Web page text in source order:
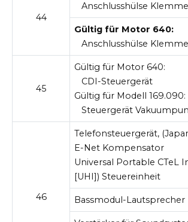
44
Anschlusshülse
Gültig für Motor 640:
Anschlusshülse
45
Gültig für Motor 640:
CDI-Steuergerät
Gültig für Modell 169.090:
Steuergerät
46
Telefonsteuergerät,
E-Net Kompensator
Universal Portable CTeL
[UHI]) Steuereinheit
Bassmodul-Lautsprecher